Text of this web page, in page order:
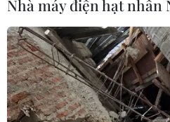
Nhà máy điện hạt nhân